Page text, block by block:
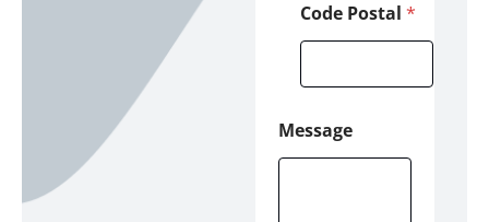
Code Postal *
Message